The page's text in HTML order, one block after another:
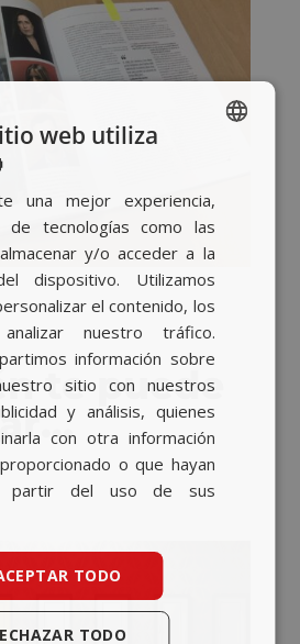
te puede
BASQUE
ENGLISH
web utiliza
una mejor experiencia,
de tecnologías como las
y/o acceder a la
dispositivo. Utilizamos
el contenido, los
nuestro tráfico.
información sobre
sitio con nuestros
y análisis, quienes
con otra información
o que hayan
partir del uso de sus
TODO
TODO